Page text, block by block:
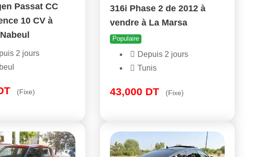
Passat CC
10 CV à
2 jours
(Fixe)
316i Phase 2 de 2012 à
vendre à La Marsa
Populaire
Depuis 2 jours
Tunis
43,000 DT (Fixe)